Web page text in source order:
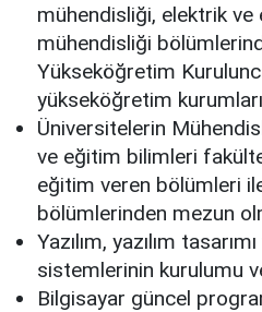
mühendisliği, elektrik
mühendisliği
Yükseköğretim
yükseköğretim
Üniversitelerin
ve eğitim bilimleri
eğitim veren bölümleri
bölümlerinden mezun
Yazılım, yazılım
sistemlerinin kurulumu
Bilgisayar güncel